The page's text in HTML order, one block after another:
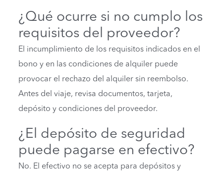
¿Qué ocurre si no cumplo los
requisitos del proveedor?
El incumplimiento de los requisitos indicados en el
bono y en las condiciones de alquiler puede
provocar el rechazo del alquiler sin reembolso.
Antes del viaje, revisa documentos, tarjeta,
depósito y condiciones del proveedor.
¿El depósito de seguridad
puede pagarse en efectivo?
No. El efectivo no se acepta para depósitos y